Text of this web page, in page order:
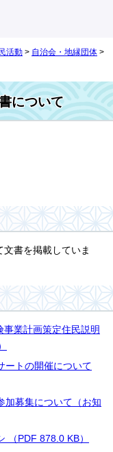
活動 > 自治会・地縁団体 >
について
書を掲載していま
業計画策定住民説明
ートの開催について
加募集について（お知
（PDF 878.0 KB）